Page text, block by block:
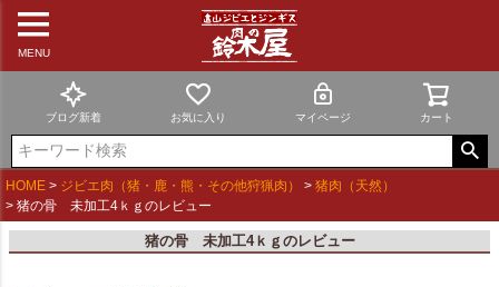
MENU
ブログ新着 お気に入り マイページ カート
HOME ジビエ肉（猪・鹿・熊・その他狩猟肉）
猪肉（天然）
猪の骨 未加工4ｋｇのレビュー
猪の骨 未加工4ｋｇのレビュー